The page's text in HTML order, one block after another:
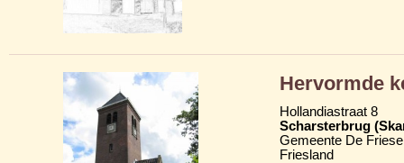
Hervormde
Hollandiastraat 8
Scharsterbrug
Gemeente De
Friesland